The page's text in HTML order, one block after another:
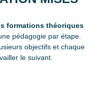
formations théoriques
pédagogie par étape.
objectifs et chaque
le suivant.